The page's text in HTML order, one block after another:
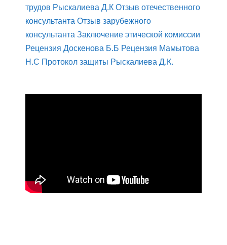
трудов Рыскалиева Д.К Отзыв отечественного
консультанта Отзыв зарубежного
консультанта Заключение этической комиссии
Рецензия Доскенова Б.Б Рецензия Мамытова
Н.С Протокол защиты Рыскалиева Д.К.